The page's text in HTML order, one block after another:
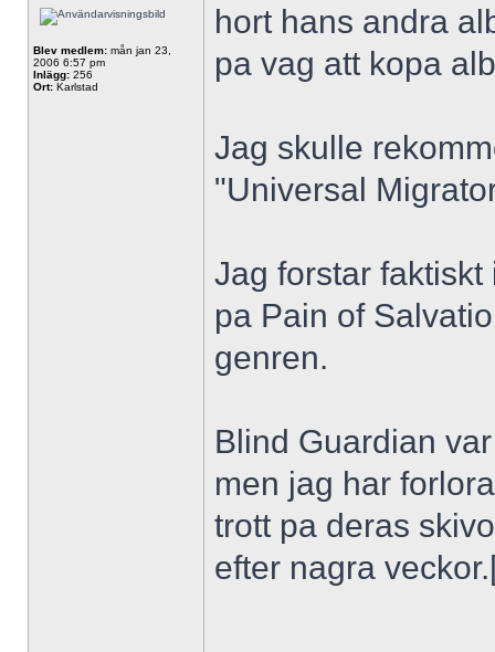
Blev medlem: mån jan 23,
2006 6:57 pm
Inlägg: 256
Ort: Karlstad
hort hans andra
pa vag att kopa
Jag skulle
"Universal
Jag forstar
pa Pain of
genren.
Blind Guardian
men jag har
trott pa deras
efter nagra